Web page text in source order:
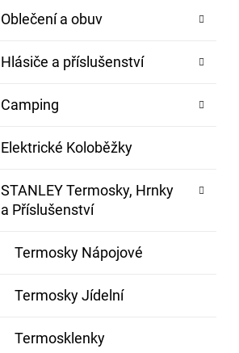
Oblečení a obuv
Hlásiče a příslušenství
Camping
Elektrické Koloběžky
STANLEY Termosky, Hrnky
a Příslušenství
Termosky Nápojové
Termosky Jídelní
Termosklenky